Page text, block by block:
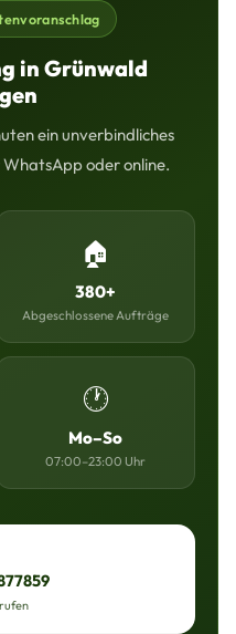
in Grünwald
ein unverbindliches
oder online.
🏠
380+
Abgeschlossene Aufträge
🕐
Mo–So
07:00–23:00 Uhr